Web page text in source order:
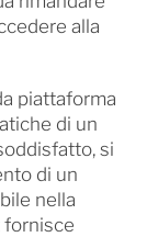
alla
piattaforma
di un
si
di un
nella
fornisce